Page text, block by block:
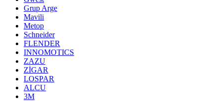
Grup Arge
Mavili
Metop
Schneider
FLENDER
INNOMOTICS
ZAZU
ZİGAR
LOSPAR
ALCU
3M